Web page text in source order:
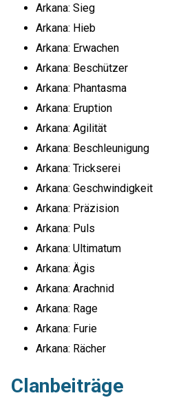
Arkana: Sieg
Arkana: Hieb
Arkana: Erwachen
Arkana: Beschützer
Arkana: Phantasma
Arkana: Eruption
Arkana: Agilität
Arkana: Beschleunigung
Arkana: Trickserei
Arkana: Geschwindigkeit
Arkana: Präzision
Arkana: Puls
Arkana: Ultimatum
Arkana: Ägis
Arkana: Arachnid
Arkana: Rage
Arkana: Furie
Arkana: Rächer
Clanbeiträge